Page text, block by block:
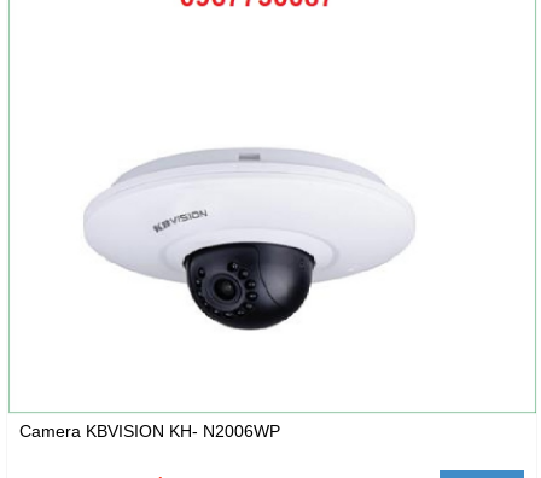
Camera KBVISION KH- N2006WP